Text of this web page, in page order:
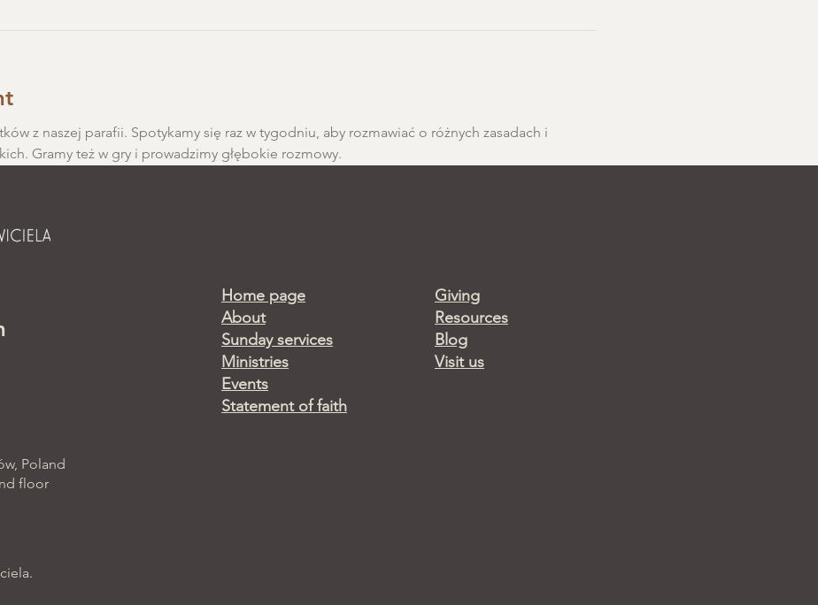
z naszej parafii. Spotykamy się raz w tygodniu, aby rozmawiać o różnych zasadach i
Gramy też w gry i prowadzimy głębokie rozmowy.
Poland
floor
Home page
About
Sunday services
Ministries
Events
Statement of faith
Giving
Resources
Blog
Visit us